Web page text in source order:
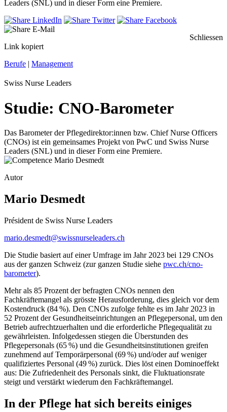
Leaders (SNL) und in dieser Form eine Premiere.
Link kopiert
Schliessen
Berufe | Management
Swiss Nurse Leaders
Studie: CNO-Barometer
Das Barometer der Pflegedirektor:innen bzw. Chief Nurse Officers
(CNOs) ist ein gemeinsames Projekt von PwC und Swiss Nurse
Leaders (SNL) und in dieser Form eine Premiere.
Autor
Mario Desmedt
Président de Swiss Nurse Leaders
mario.desmedt@swissnurseleaders.ch
Die Studie basiert auf einer Umfrage im Jahr 2023 bei 129 CNOs
aus der ganzen Schweiz (zur ganzen Studie siehe pwc.ch/cno-
barometer).
Mehr als 85 Prozent der befragten CNOs nennen den
Fachkräftemangel als grösste Herausforderung, dies gleich vor dem
Kostendruck (84 %). Den CNOs zufolge fehlte es im Jahr 2023 in
52 Prozent der Gesundheitseinrichtungen an Pflegepersonal, um den
Betrieb aufrechtzuerhalten und die erforderliche Pflegequalität zu
gewährleisten. Infolgedessen stiegen die Überstunden des
Pflegepersonals (65 %) und die Gesundheitsinstitutionen greifen
zunehmend auf Temporärpersonal (69 %) und/oder auf weniger
qualifiziertes Personal (49 %) zurück. Dies löst einen Dominoeffekt
aus: Die Zufriedenheit des Personals sinkt, die Fluktuationsrate
steigt und verstärkt wiederum den Fachkräftemangel.
In der Pflege hat sich bereits einiges